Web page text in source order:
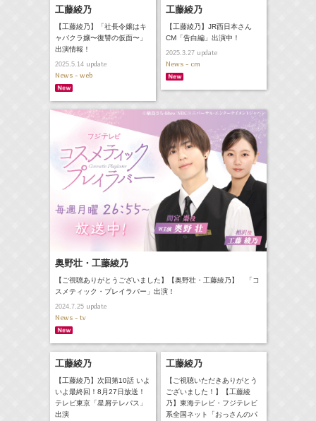
工藤綾乃
【工藤綾乃】「社長令嬢はキ
ャバクラ嬢〜復讐の仮面〜」
出演情報！
2025.5.14update
News - web
工藤綾乃
【工藤綾乃】JR西日本さん
CM「告白編」出演中！
2025.3.27update
News - cm
奥野壮・工藤綾乃
【ご視聴ありがとうございました】【奥野壮・工藤綾乃】 「コ
スメティック・プレイラバー」出演！
2024.7.25update
News - tv
工藤綾乃
【工藤綾乃】次回第10話 いよ
いよ最終回！8月27日放送！
テレビ東京「星屑テレパス」
出演
工藤綾乃
【ご視聴いただきありがとう
ございました！】【工藤綾
乃】東海テレビ・フジテレビ
系全国ネット「おっさんのパ